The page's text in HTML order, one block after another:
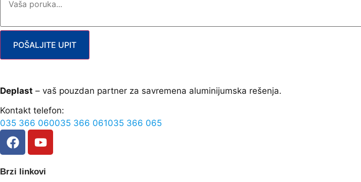
POŠALJITE UPIT
Deplast – vaš pouzdan partner za savremena aluminijumska rešenja.
Kontakt telefon:
035 366 060035 366 061035 366 065
Brzi linkovi